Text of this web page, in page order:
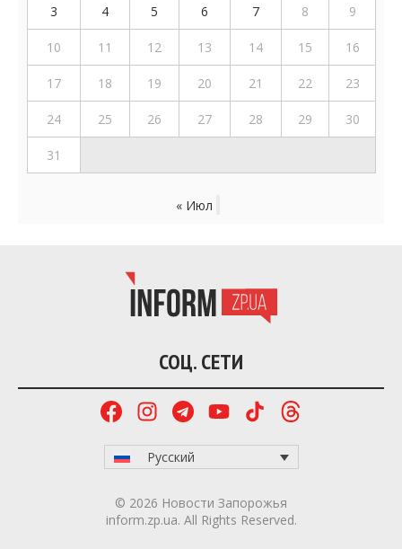
3 4 5 6 7 8 9
10 11 12 13 14 15 16
17 18 19 20 21 22 23
24 25 26 27 28 29 30
31
« Июл
СОЦ. СЕТИ
Русский
© 2026 Новости Запорожья
inform.zp.ua. All Rights Reserved.